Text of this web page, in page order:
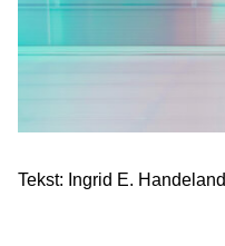
Tekst: Ingrid E. Handeland